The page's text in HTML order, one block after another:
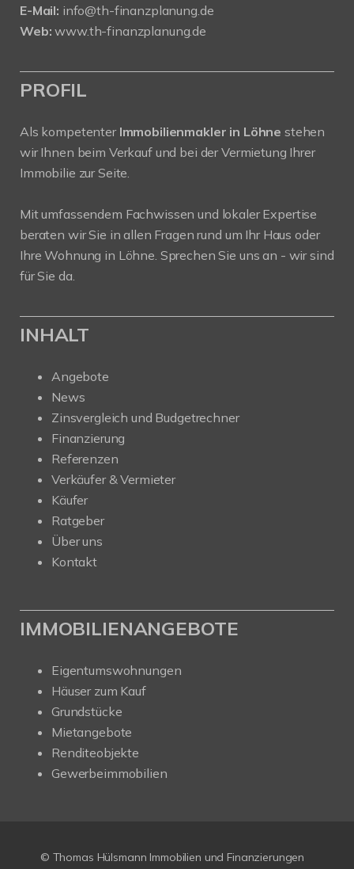
E-Mail: info@th-finanzplanung.de
Web: www.th-finanzplanung.de
PROFIL
Als kompetenter Immobilienmakler in Löhne stehen
wir Ihnen beim Verkauf und bei der Vermietung Ihrer
Immobilie zur Seite.
Mit umfassendem Fachwissen und lokaler Expertise
beraten wir Sie in allen Fragen rund um Ihr Haus oder
Ihre Wohnung in Löhne. Sprechen Sie uns an - wir sind
für Sie da.
INHALT
Angebote
News
Zinsvergleich und Budgetrechner
Finanzierung
Referenzen
Verkäufer & Vermieter
Käufer
Ratgeber
Über uns
Kontakt
IMMOBILIENANGEBOTE
Eigentumswohnungen
Häuser zum Kauf
Grundstücke
Mietangebote
Renditeobjekte
Gewerbeimmobilien
© Thomas Hülsmann Immobilien und Finanzierungen